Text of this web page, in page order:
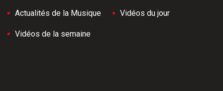
Actualités de la Musique Vidéos du jour
Vidéos de la semaine